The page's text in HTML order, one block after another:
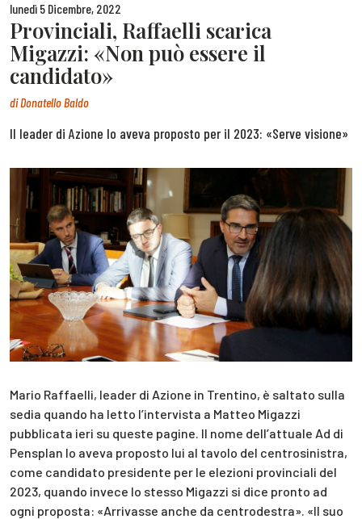
lunedì 5 Dicembre, 2022
Provinciali, Raffaelli scarica
Migazzi: «Non può essere il
candidato»
diDonatello Baldo
Il leader di Azione lo aveva proposto per il 2023: «Serve visione»
Mario Raffaelli, leader di Azione in Trentino, è saltato sulla
sedia quando ha letto l’intervista a Matteo Migazzi
pubblicata ieri su queste pagine. Il nome dell’attuale Ad di
Pensplan lo aveva proposto lui al tavolo del centrosinistra,
come candidato presidente per le elezioni provinciali del
2023, quando invece lo stesso Migazzi si dice pronto ad
ogni proposta: «Arrivasse anche da centrodestra». «Il suo